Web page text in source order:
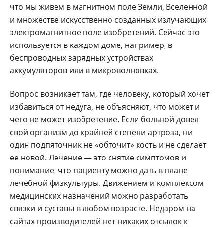
что мы живем в магнитном поле Земли, Вселенной
и множестве искусственно созданных излучающих
электромагнитное поле изобретений. Сейчас это
используется в каждом доме, например, в
беспроводных зарядных устройствах
аккумуляторов или в микроволновках.
Вопрос возникает там, где человеку, который хочет
избавиться от недуга, не объясняют, что может и
чего не может изобретение. Если больной довел
свой организм до крайней степени артроза, ни
один подпяточник не «обточит» кость и не сделает
ее новой. Лечение — это снятие симптомов и
понимание, что пациенту можно дать в плане
лечебной физкультуры. Движением и комплексом
медицинских назначений можно разработать
связки и суставы в любом возрасте. Недаром на
сайтах производителей нет никаких отсылок к